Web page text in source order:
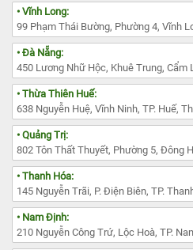
• Vĩnh Long:
99 Phạm Thái Bường, Phường 4, Vĩnh
• Đà Nẵng:
450 Lương Nhữ Hộc, Khuê Trung, Cẩm
• Thừa Thiên Huế:
638 Nguyễn Huệ, Vĩnh Ninh, TP. Huế,
• Quảng Trị:
802 Tôn Thất Thuyết, Phường 5, Đông
• Thanh Hóa:
145 Nguyễn Trãi, P. Điện Biên, TP.
• Nam Định:
210 Nguyễn Công Trứ, Lộc Hoà, TP.